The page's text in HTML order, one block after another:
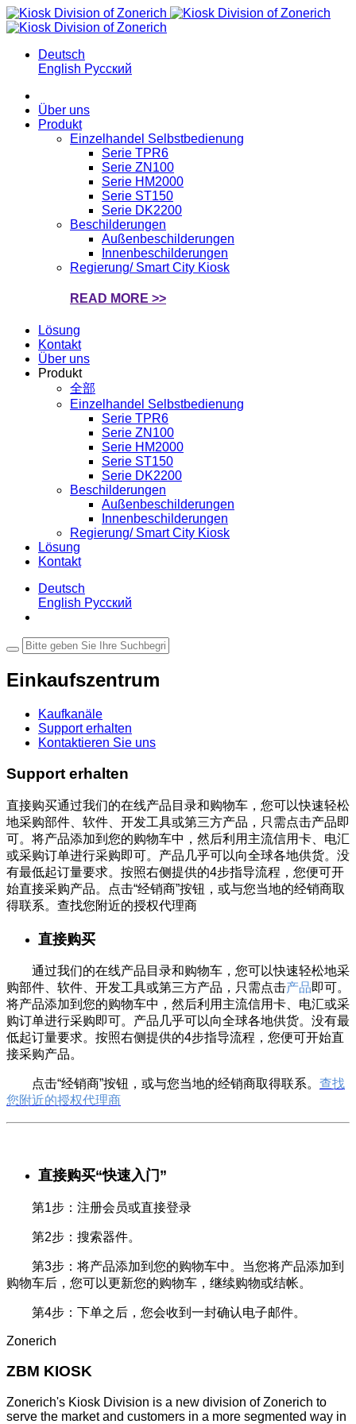
Deutsch
English Русский
Über uns
Produkt
Einzelhandel Selbstbedienung
Serie TPR6
Serie ZN100
Serie HM2000
Serie ST150
Serie DK2200
Beschilderungen
Außenbeschilderungen
Innenbeschilderungen
Regierung/ Smart City Kiosk
READ MORE >>
Lösung
Kontakt
Über uns
Produkt
全部
Einzelhandel Selbstbedienung
Serie TPR6
Serie ZN100
Serie HM2000
Serie ST150
Serie DK2200
Beschilderungen
Außenbeschilderungen
Innenbeschilderungen
Regierung/ Smart City Kiosk
Lösung
Kontakt
Deutsch
English Русский
Einkaufszentrum
Kaufkanäle
Support erhalten
Kontaktieren Sie uns
Support erhalten
直接购买通过我们的在线产品目录和购物车，您可以快速轻松
地采购部件、软件、开发工具或第三方产品，只需点击产品即
可。将产品添加到您的购物车中，然后利用主流信用卡、电汇
或采购订单进行采购即可。产品几乎可以向全球各地供货。没
有最低起订量要求。按照右侧提供的4步指导流程，您便可开
始直接采购产品。点击“经销商”按钮，或与您当地的经销商取
得联系。查找您附近的授权代理商
直接购买
通过我们的在线产品目录和购物车，您可以快速轻松地采
购部件、软件、开发工具或第三方产品，只需点击产品即可。
将产品添加到您的购物车中，然后利用主流信用卡、电汇或采
购订单进行采购即可。产品几乎可以向全球各地供货。没有最
低起订量要求。按照右侧提供的4步指导流程，您便可开始直
接采购产品。
点击“经销商”按钮，或与您当地的经销商取得联系。 查找
您附近的授权代理商
直接购买“快速入门”
第1步：注册会员或直接登录
第2步：搜索器件。
第3步：将产品添加到您的购物车中。当您将产品添加到
购物车后，您可以更新您的购物车，继续购物或结帐。
第4步 ： 下单之后，您会收到一封确认电子邮件。
Zonerich
ZBM KIOSK
Zonerich's Kiosk Division is a new division of Zonerich to
serve the market and customers in a more segmented way in